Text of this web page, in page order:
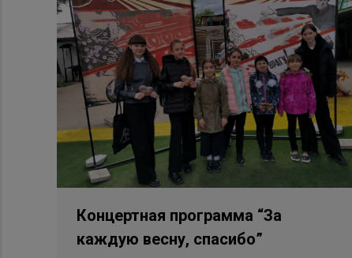
Концертная программа “За
каждую весну, спасибо”